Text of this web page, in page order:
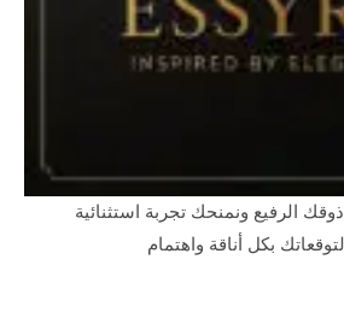
الرفيع ونمنحك تجربة استثنائية
بكل أناقة واهتمام